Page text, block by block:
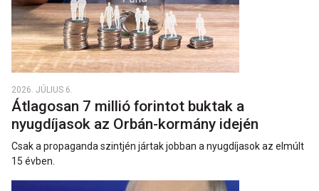
2026. JÚLIUS 6.
Átlagosan 7 millió forintot buktak a
nyugdíjasok az Orbán-kormány idején
Csak a propaganda szintjén jártak jobban a nyugdíjasok az elmúlt
15 évben.